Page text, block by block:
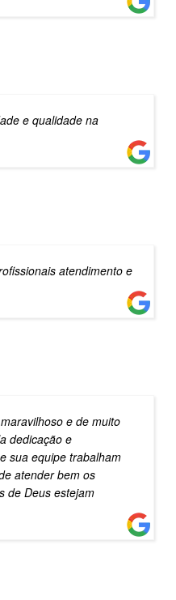
e qualidade na
atendimento e
e de muito
dedicação e
sua equipe trabalham
atender bem os
de Deus estejam